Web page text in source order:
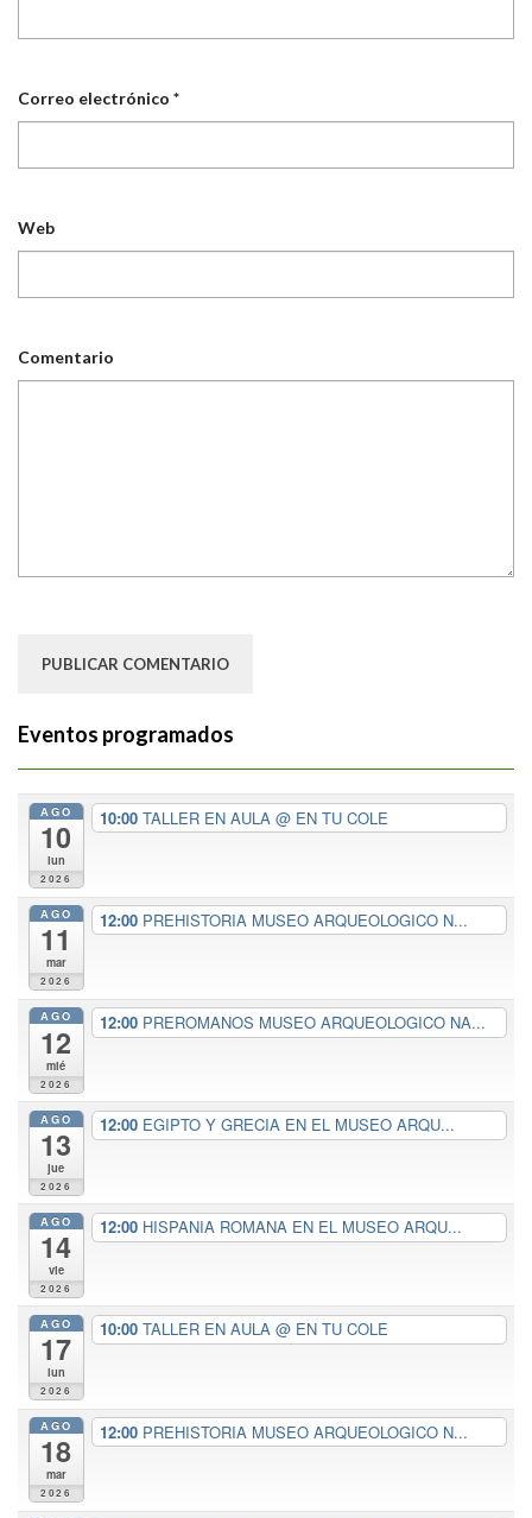
Correo electrónico *
Web
Comentario
Eventos programados
AGO
10
lun
2026
10:00 TALLER EN AULA @ EN TU COLE
AGO
11
mar
2026
12:00 PREHISTORIA MUSEO ARQUEOLOGICO N...
AGO
12
mié
2026
12:00 PREROMANOS MUSEO ARQUEOLOGICO NA...
AGO
13
jue
2026
12:00 EGIPTO Y GRECIA EN EL MUSEO ARQU...
AGO
14
vie
2026
12:00 HISPANIA ROMANA EN EL MUSEO ARQU...
AGO
17
lun
2026
10:00 TALLER EN AULA @ EN TU COLE
AGO
18
mar
2026
12:00 PREHISTORIA MUSEO ARQUEOLOGICO N...